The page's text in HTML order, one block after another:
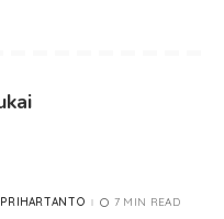
7 MIN READ